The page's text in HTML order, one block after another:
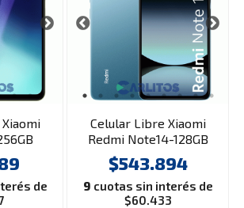
de
Celular Libre Xiaomi
Redmi Note14-128GB
Azul
$543.894
9 cuotas sin interés de
$60.433